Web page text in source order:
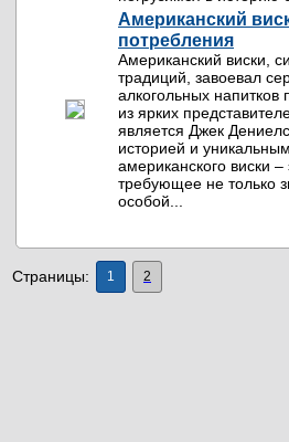
Американский
потребления
Американский виски,
традиций, завоевал
алкогольных
из ярких
является Джек
историей и
американского виски –
требующее не только
особой...
Страницы: 1 2